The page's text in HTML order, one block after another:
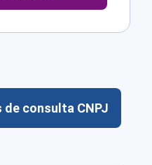
consulta CNPJ